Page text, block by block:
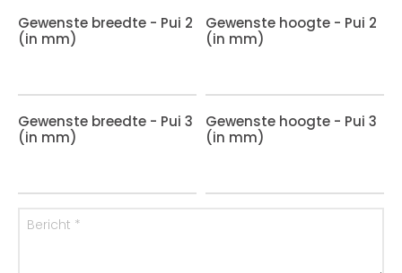
Gewenste breedte - Pui 2
(in mm)
Gewenste hoogte - Pui 2
(in mm)
Gewenste breedte - Pui 3
(in mm)
Gewenste hoogte - Pui 3
(in mm)